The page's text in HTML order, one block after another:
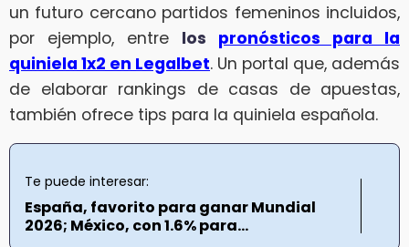
un futuro cercano partidos femeninos incluidos,
por ejemplo, entre los pronósticos para la
quiniela 1x2 en Legalbet. Un portal que, además
de elaborar rankings de casas de apuestas,
también ofrece tips para la quiniela española.
Te puede interesar:
España, favorito para ganar Mundial
2026; México, con 1.6% para...